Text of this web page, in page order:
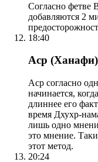
Согласно фетве
добавляются 2
18:40
Аср (Ханафи)
Аср согласно
начинается,
длиннее его
время Дхухр-
лишь одно
это мнение.
этот метод.
20:24